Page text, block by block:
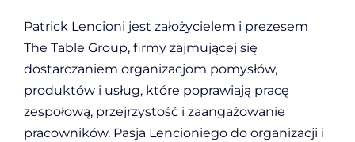
Patrick Lencioni jest założycielem i prezesem
The Table Group, firmy zajmującej się
dostarczaniem organizacjom pomysłów,
produktów i usług, które poprawiają pracę
zespołową, przejrzystość i zaangażowanie
pracowników. Pasja Lencioniego do organizacji i